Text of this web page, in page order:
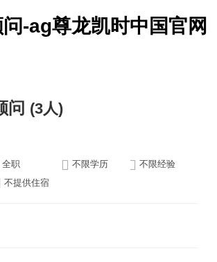
-ag尊龙凯时中国官网
问 (3人)
全职 不限学历
不限经验
不提供住宿